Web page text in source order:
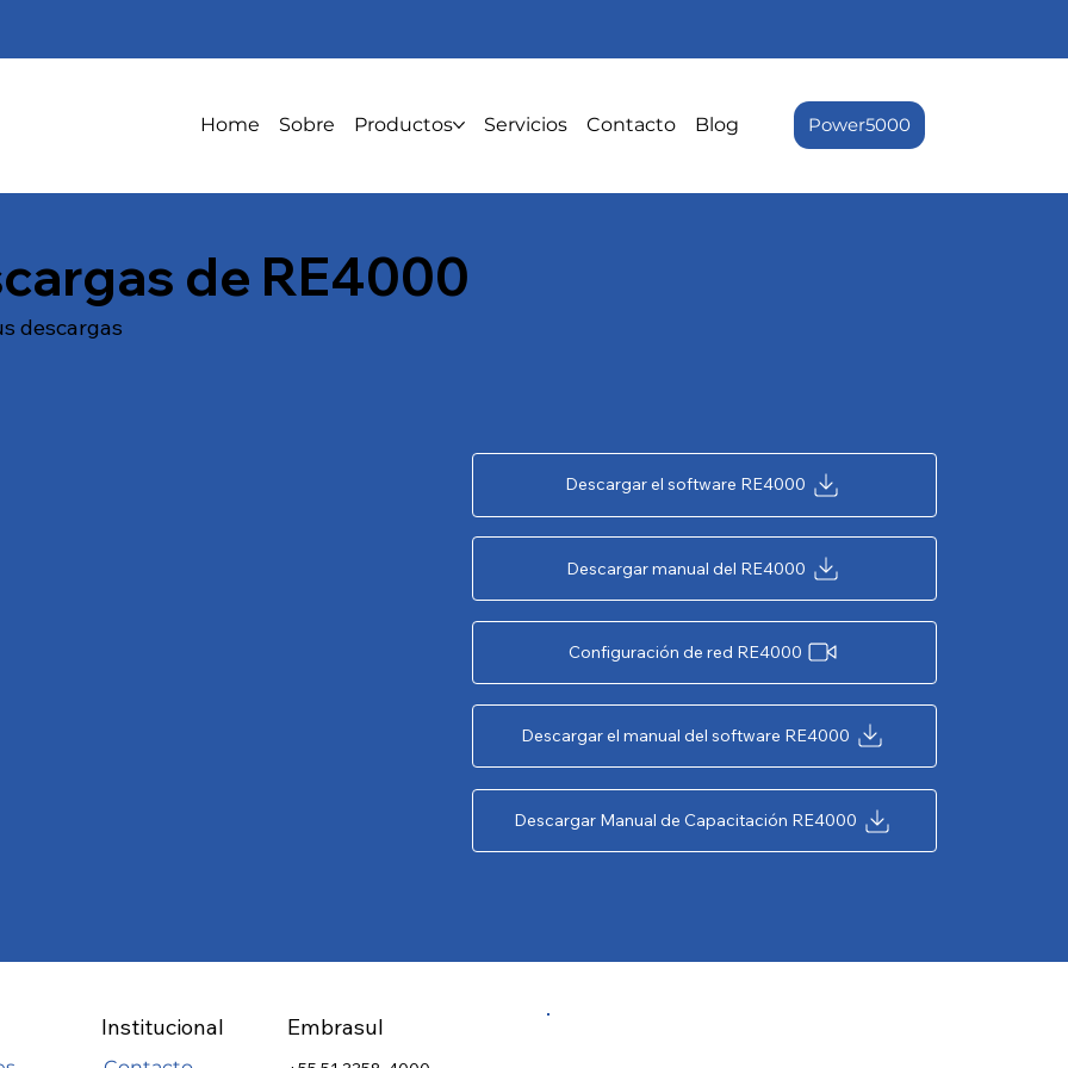
Home Sobre Productos Servicios Contacto Blog Power5000
Descargar el software RE4000
Descargar manual del RE4000
Configuración de red RE4000
Descargar el manual del software RE4000
Descargar Manual de Capacitación RE4000
de RE4000
descargas
Institucional Embrasul